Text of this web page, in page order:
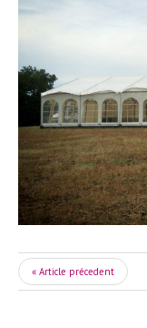
« Article précedent